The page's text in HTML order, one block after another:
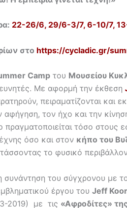
22-26/6, 29/6-3/7, 6-10/7,
στο https://cycladic.gr/
Camp του Μουσείου
Με αφορμή την έκθεση
πειραματίζονται και
αφήγηση, τον ήχο και την
πραγματοποιείται τόσο στους
όσο και στον κήπο του
το φυσικό
του σύγχρονου με
έργου του Jeff
2019) με τις «Αφροδίτες»